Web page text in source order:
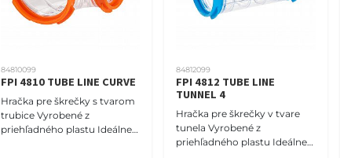
84810099
FPI 4810 TUBE LINE CURVE
Hračka pre škrečky s tvarom
trubice Vyrobené z
priehľadného plastu Ideálne
84812099
FPI 4812 TUBE LINE
TUNNEL 4
Hračka pre škrečky v tvare
tunela Vyrobené z
priehľadného plastu Ideálne